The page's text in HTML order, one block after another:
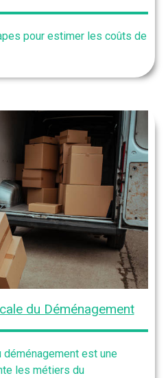
pour estimer les coûts de
du Déménagement
déménagement est une
les métiers du